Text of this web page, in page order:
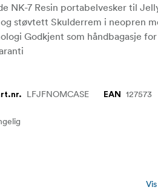
NK-7 Resin portabelvesker til
støvtett Skulderrem i neopren
Godkjent som håndbagasje for
LFJFNOMCASE EAN 127573